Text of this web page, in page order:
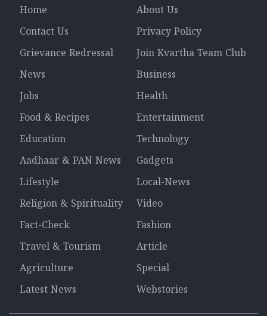
Home
About Us
Contact Us
Privacy Policy
Grievance Redressal
Join Kvartha Team Club
News
Business
Jobs
Health
Food & Recipes
Entertainment
Education
Technology
Aadhaar & PAN News
Gadgets
Lifestyle
Local-News
Religion & Spirituality
Video
Fact-Check
Fashion
Travel & Tourism
Article
Agriculture
Special
Latest News
Webstories